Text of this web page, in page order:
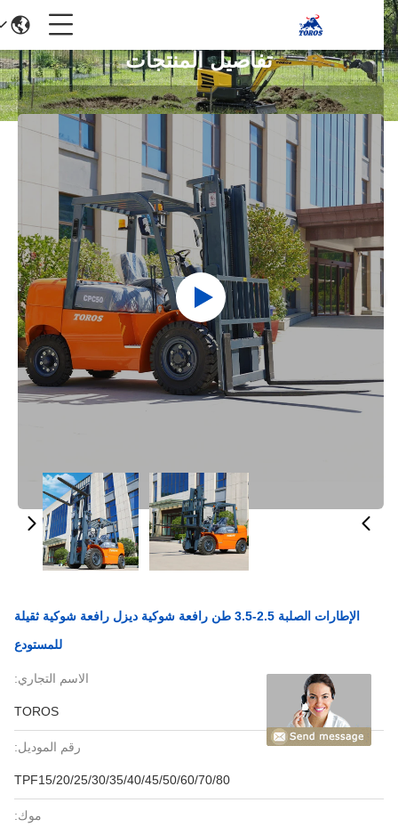
تفاصيل المنتجات
الإطارات الصلبة 2.5-3.5 طن رافعة شوكية ديزل رافعة شوكية ثقيلة
للمستودع
الاسم التجاري:
TOROS
رقم الموديل:
TPF15/20/25/30/35/40/45/50/60/70/80
موك: